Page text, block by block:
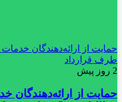
حمایت از ارائه‌دهندگان
طرف قرارداد
2 روز پیش
حمایت از ارائه‌دهندگان